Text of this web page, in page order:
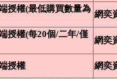
授權(最低購買數量為
網奕
授權(每20個/二年/僅
網奕
授權 網奕